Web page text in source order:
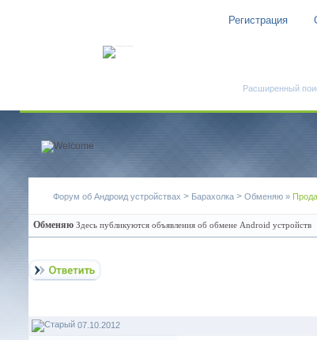
Регистрация
Расширенный
Форум об Андроид устройствах > Барахолка > Обменяю »
Обменяю Здесь публикуются объявления об обмене Android устройств
07.10.2012